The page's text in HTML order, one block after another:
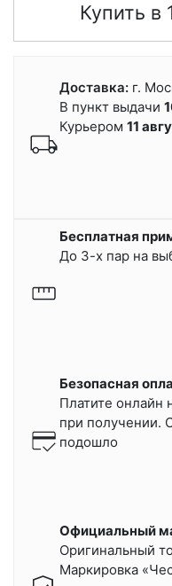
Купить в
Доставка: г.
В пункт выдачи
Курьером 11
Бесплатная
До 3-х пар на
Безопасная
Платите онлайн
при получении.
подошло
Официальный
Оригинальный
Маркировка